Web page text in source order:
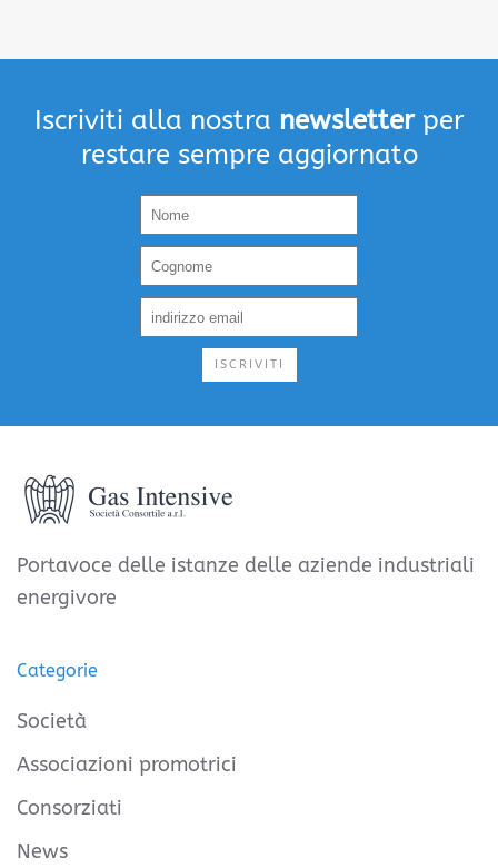
Iscriviti alla nostra newsletterper
restare sempre aggiornato
ISCRIVITI
Portavoce delle istanze delle aziende industriali
energivore
Categorie
Società
Associazioni promotrici
Consorziati
News